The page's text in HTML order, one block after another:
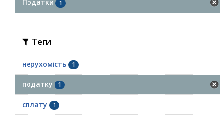
Податки 1
Теги
нерухомість 1
податку 1
сплату 1